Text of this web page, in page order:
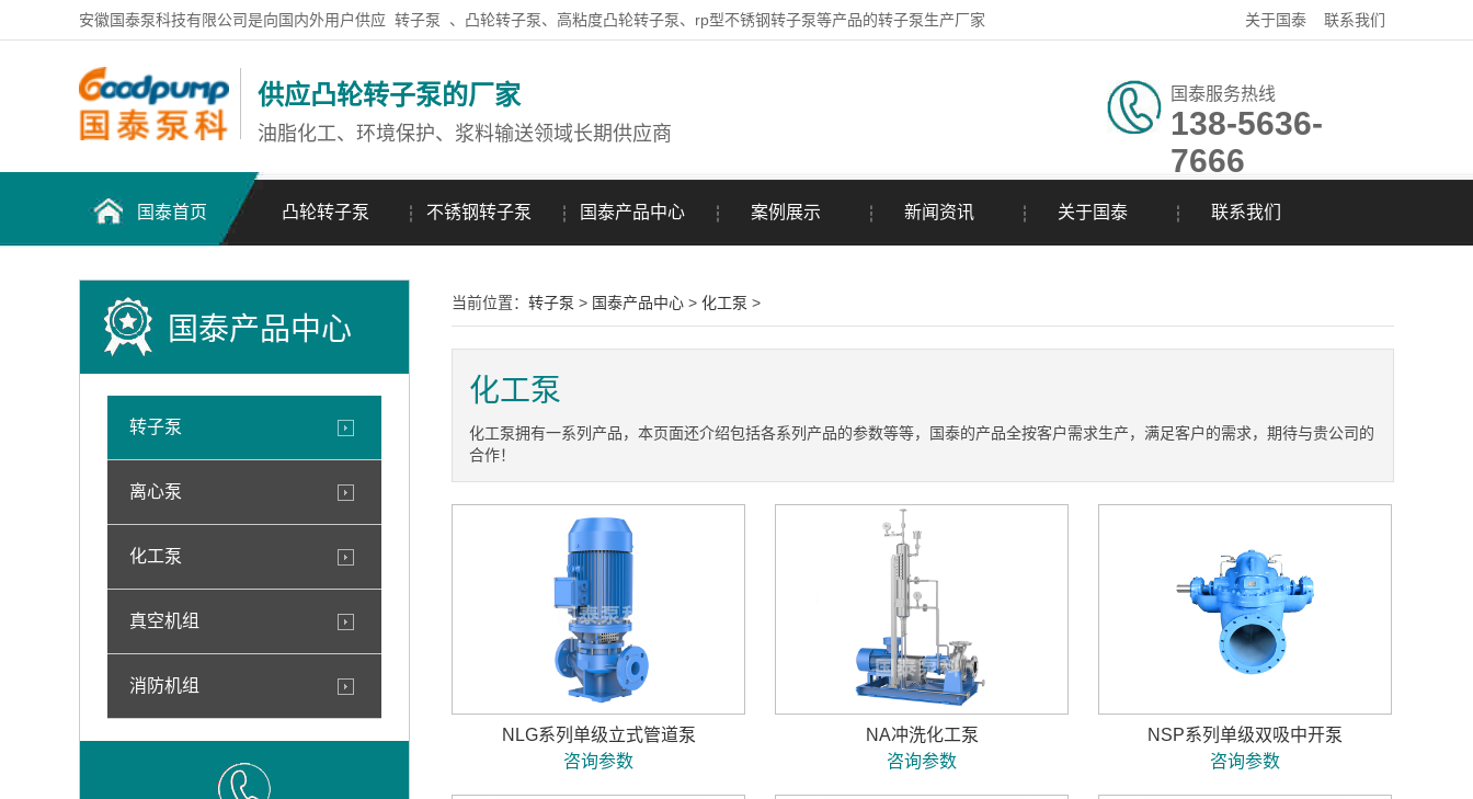
安徽国泰泵科技有限公司是向国内外用户供应 转子泵 、凸轮转子泵、高粘度凸轮转子泵、rp型不锈钢转子泵等产品的转子泵生产厂家 关于国泰 联系我们
供应凸轮转子泵的厂家
油脂化工、环境保护、浆料输送领域长期供应商
国泰服务热线
138-5636-
7666
国泰首页 凸轮转子泵 不锈钢转子泵 国泰产品中心 案例展示 新闻资讯 关于国泰 联系我们
国泰产品中心
转子泵
离心泵
化工泵
真空机组
消防机组
当前位置： 转子泵 > 国泰产品中心 > 化工泵 >
化工泵
化工泵拥有一系列产品，本页面还介绍包括各系列产品的参数等等，国泰的产品全按客户需求生产，满足客户的需求，期待与贵公司的
合作！
NLG系列单级立式管道泵
咨询参数
NA冲洗化工泵
咨询参数
NSP系列单级双吸中开泵
咨询参数